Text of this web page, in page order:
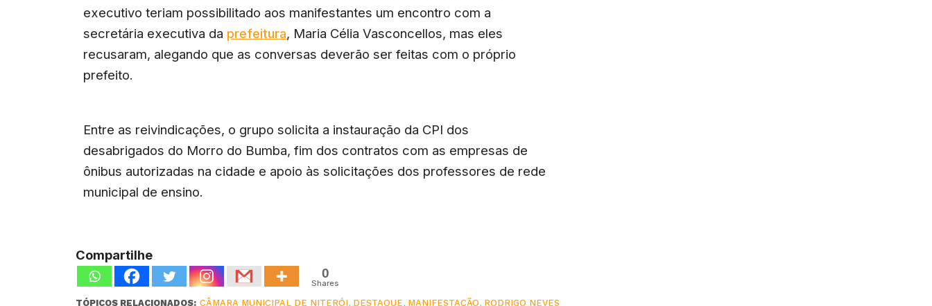
executivo teriam possibilitado aos manifestantes um encontro com a
secretária executiva da prefeitura, Maria Célia Vasconcellos, mas eles
recusaram, alegando que as conversas deverão ser feitas com o próprio
prefeito.
Entre as reivindicações, o grupo solicita a instauração da CPI dos
desabrigados do Morro do Bumba, fim dos contratos com as empresas de
ônibus autorizadas na cidade e apoio às solicitações dos professores de rede
municipal de ensino.
Compartilhe
0
Shares
TÓPICOS RELACIONADOS: CÂMARA MUNICIPAL DE NITERÓI, DESTAQUE, MANIFESTAÇÃO, RODRIGO NEVES